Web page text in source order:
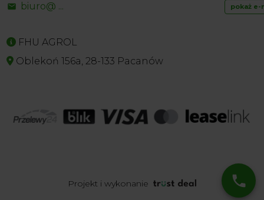
biuro@ ... pokaż e-
FHU AGROL
Oblekoń 156a, 28-133 Pacanów
Projekt i wykonanie